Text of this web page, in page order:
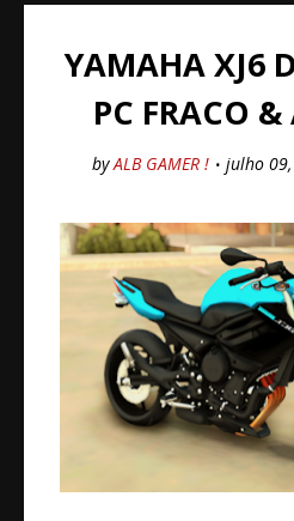
YAMAHA XJ6
PC FRACO
by ALB GAMER ! julho